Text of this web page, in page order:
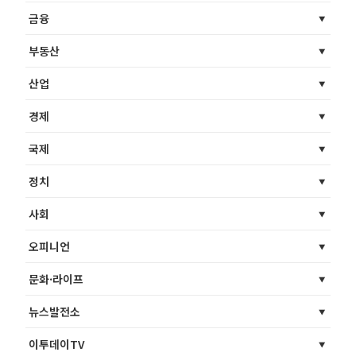
금융
부동산
산업
경제
국제
정치
사회
오피니언
문화·라이프
뉴스발전소
이투데이TV